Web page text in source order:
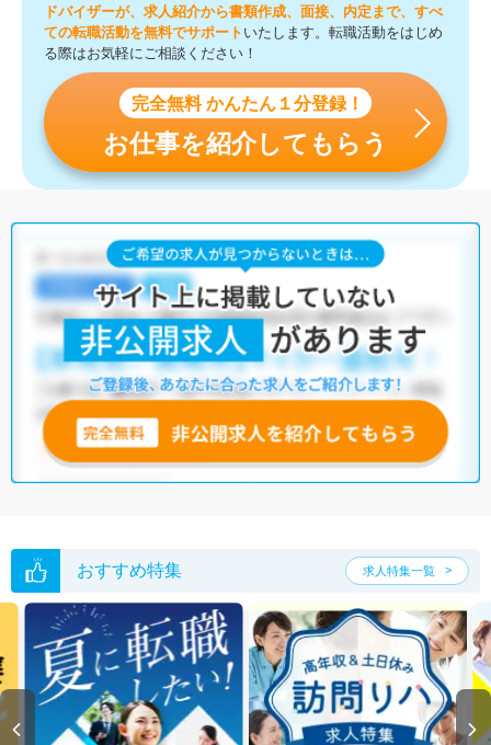
ドバイザーが、求人紹介から書類作成、面接、内定まで、すべ
ての転職活動を無料でサポート いたします。転職活動をはじめ
る際はお気軽にご相談ください！
完全無料 かんたん１分登録！
お仕事を紹介してもらう
おすすめ特集 求人特集一覧